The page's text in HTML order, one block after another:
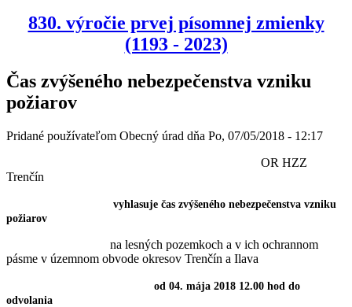
830. výročie prvej písomnej zmienky
(1193 - 2023)
Čas zvýšeného nebezpečenstva vzniku
požiarov
Pridané používateľom Obecný úrad dňa Po, 07/05/2018 - 12:17
OR HZZ
Trenčín
vyhlasuje čas zvýšeného nebezpečenstva vzniku
požiarov
na lesných pozemkoch a v ich ochrannom
pásme v územnom obvode okresov Trenčín a Ilava
od 04. mája 2018 12.00 hod do
odvolania